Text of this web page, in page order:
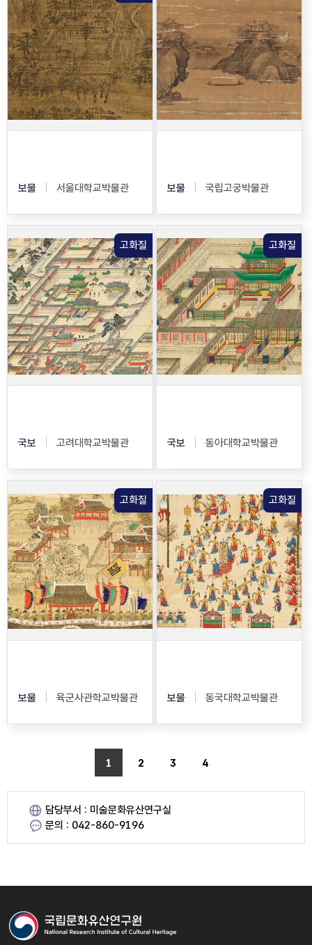
보물 서울대학교박물관 보물 국립고궁박물관
고화질
국보 고려대학교박물관
고화질
국보 동아대학교박물관
고화질
보물 육군사관학교박물관
고화질
보물 동국대학교박물관
1 2 3 4
담당부서 : 미술문화유산연구실
문의 : 042-860-9196